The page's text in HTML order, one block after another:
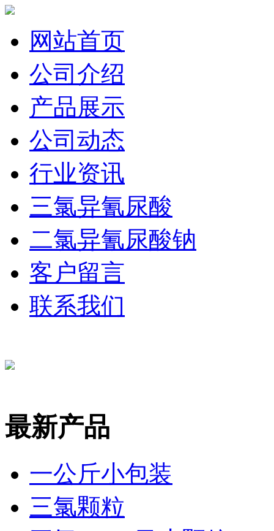
网站首页
公司介绍
产品展示
公司动态
行业资讯
三氯异氰尿酸
二氯异氰尿酸钠
客户留言
联系我们
最新产品
一公斤小包装
三氯颗粒